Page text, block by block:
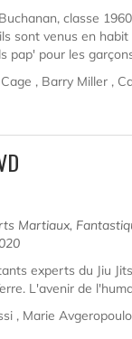
classe
sont venus en
pap' pour les
, Barry Miller ,
Martiaux,
experts du Jiu
L'avenir de
, Marie